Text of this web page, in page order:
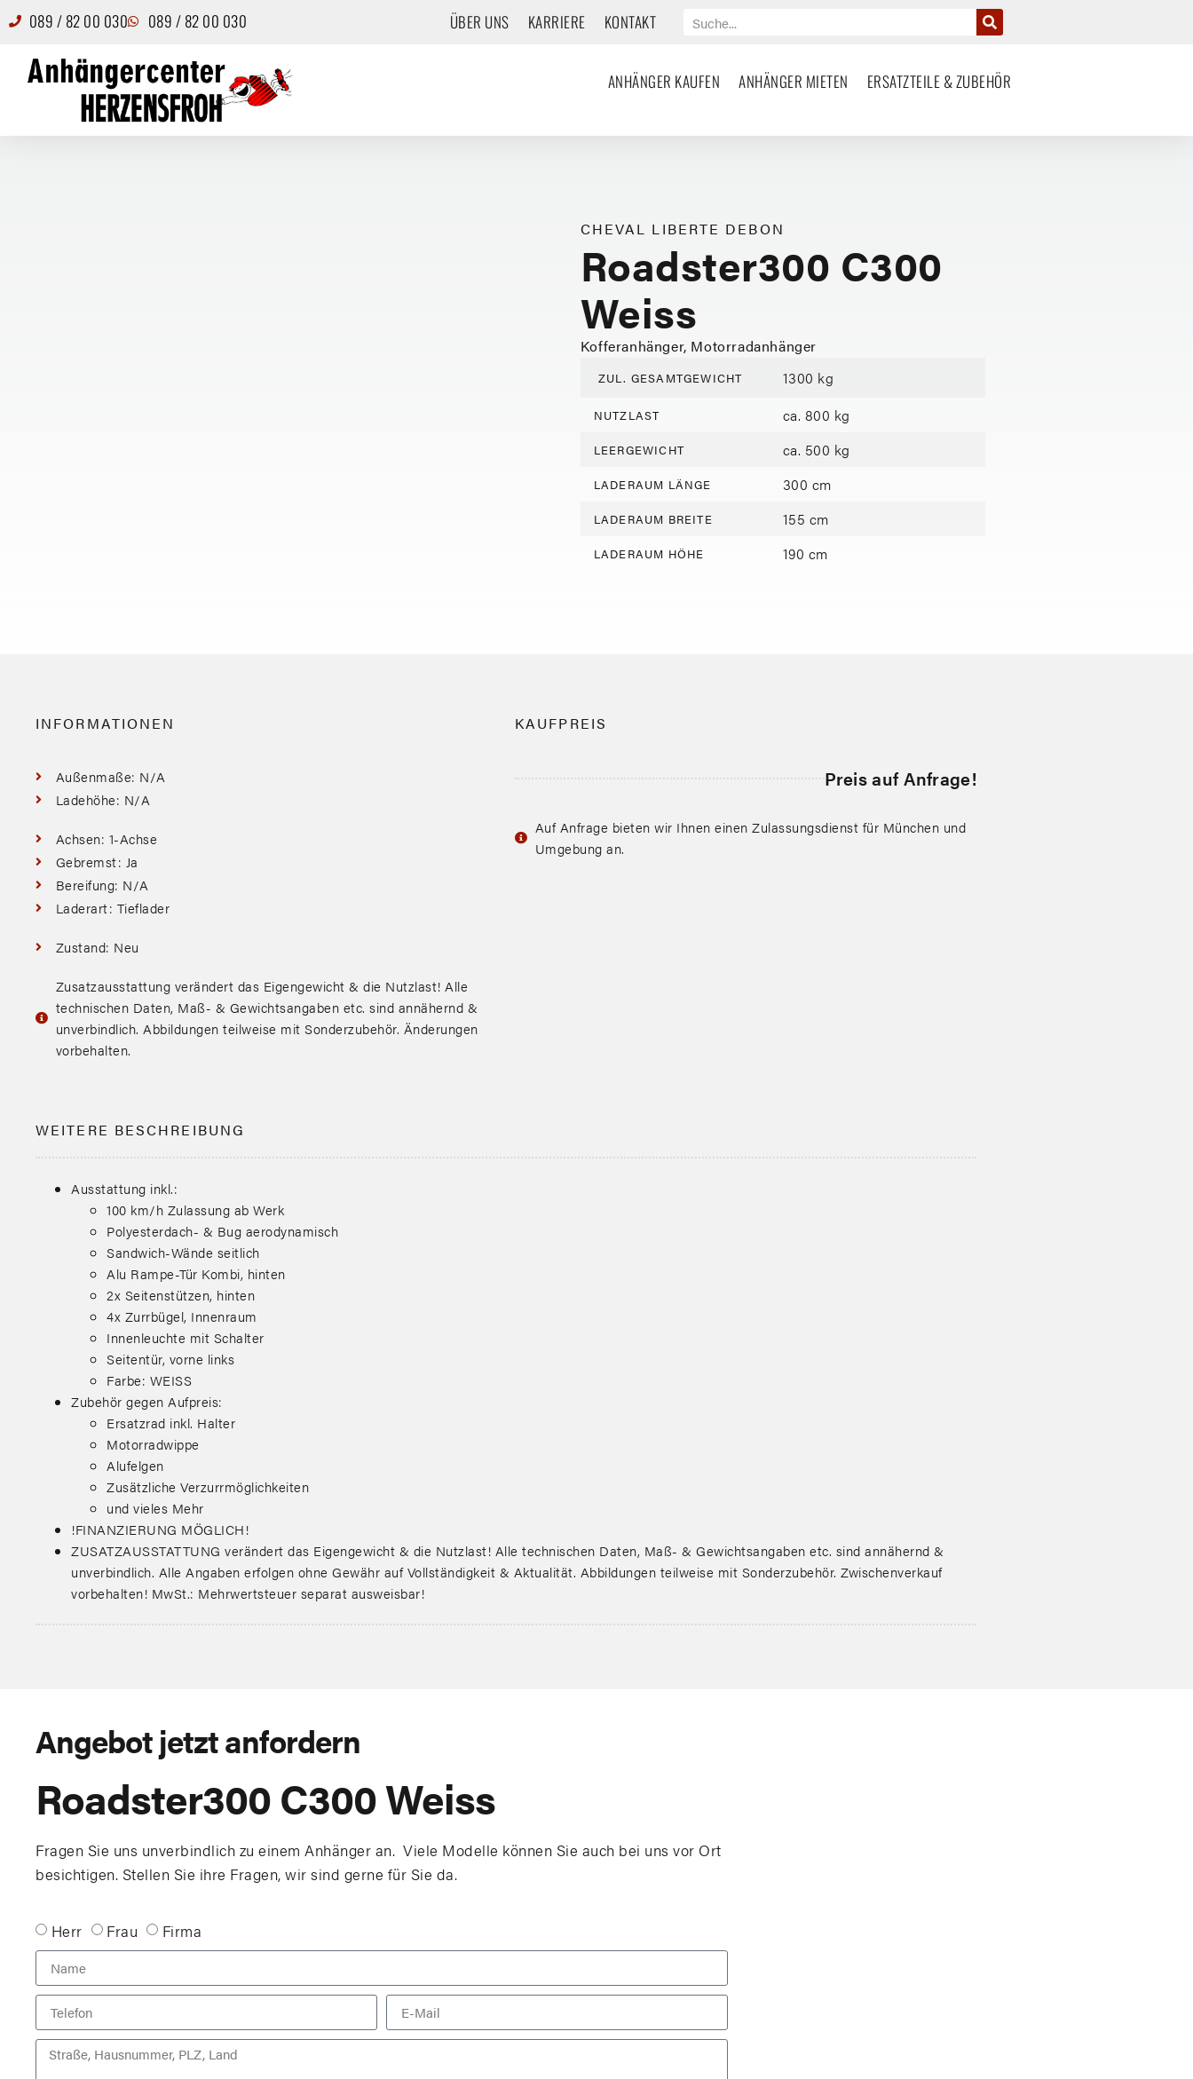
089 / 82 00 030 089 / 82 00 030 ÜBER UNS KARRIERE KONTAKT
ANHÄNGER KAUFEN ANHÄNGER MIETEN ERSATZTEILE & ZUBEHÖR
CHEVAL LIBERTE DEBON
Roadster300 C300
Weiss
Kofferanhänger, Motorradanhänger
ZUL. GESAMTGEWICHT 1300 kg
NUTZLAST ca. 800 kg
LEERGEWICHT ca. 500 kg
LADERAUM LÄNGE 300 cm
LADERAUM BREITE 155 cm
LADERAUM HÖHE 190 cm
INFORMATIONEN
Außenmaße: N/A
Ladehöhe: N/A
Achsen: 1-Achse
Gebremst: Ja
Bereifung: N/A
Laderart: Tieflader
Zustand: Neu
Zusatzausstattung verändert das Eigengewicht & die Nutzlast! Alle
technischen Daten, Maß- & Gewichtsangaben etc. sind annähernd &
unverbindlich. Abbildungen teilweise mit Sonderzubehör. Änderungen
vorbehalten.
KAUFPREIS
Preis auf Anfrage!
Auf Anfrage bieten wir Ihnen einen Zulassungsdienst für München und
Umgebung an.
WEITERE BESCHREIBUNG
Ausstattung inkl.:
100 km/h Zulassung ab Werk
Polyesterdach- & Bug aerodynamisch
Sandwich-Wände seitlich
Alu Rampe-Tür Kombi, hinten
2x Seitenstützen, hinten
4x Zurrbügel, Innenraum
Innenleuchte mit Schalter
Seitentür, vorne links
Farbe: WEISS
Zubehör gegen Aufpreis:
Ersatzrad inkl. Halter
Motorradwippe
Alufelgen
Zusätzliche Verzurrmöglichkeiten
und vieles Mehr
!FINANZIERUNG MÖGLICH!
ZUSATZAUSSTATTUNG verändert das Eigengewicht & die Nutzlast! Alle technischen Daten, Maß- & Gewichtsangaben etc. sind annähernd &
unverbindlich. Alle Angaben erfolgen ohne Gewähr auf Vollständigkeit & Aktualität. Abbildungen teilweise mit Sonderzubehör. Zwischenverkauf
vorbehalten! MwSt.: Mehrwertsteuer separat ausweisbar!
Angebot jetzt anfordern
Roadster300 C300 Weiss
Fragen Sie uns unverbindlich zu einem Anhänger an. Viele Modelle können Sie auch bei uns vor Ort
besichtigen. Stellen Sie ihre Fragen, wir sind gerne für Sie da.
Herr Frau Firma